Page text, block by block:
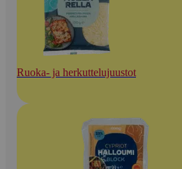
Ruoka- ja herkuttelujuustot